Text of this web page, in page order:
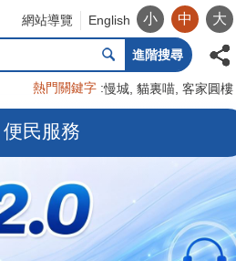
網站導覽 English 小 中 大
進階搜尋
熱門關鍵字 慢城 貓裏喵 客家圓樓
便民服務